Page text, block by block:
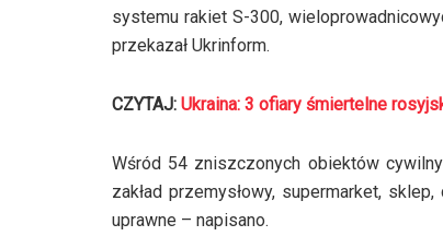
systemu rakiet S-300,
przekazał Ukrinform.
CZYTAJ: Ukraina: 3 ofiary śmiertelne
Wśród 54 zniszczonych obiektów
zakład przemysłowy, supermarket,
uprawne – napisano.